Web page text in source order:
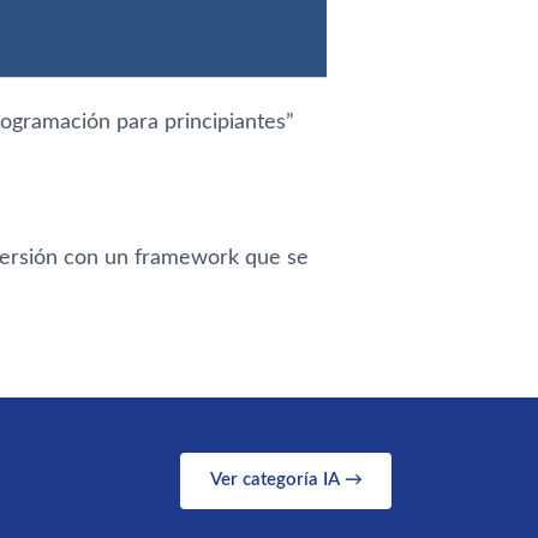
para principiantes”
con un framework que se
Ver categoría IA →